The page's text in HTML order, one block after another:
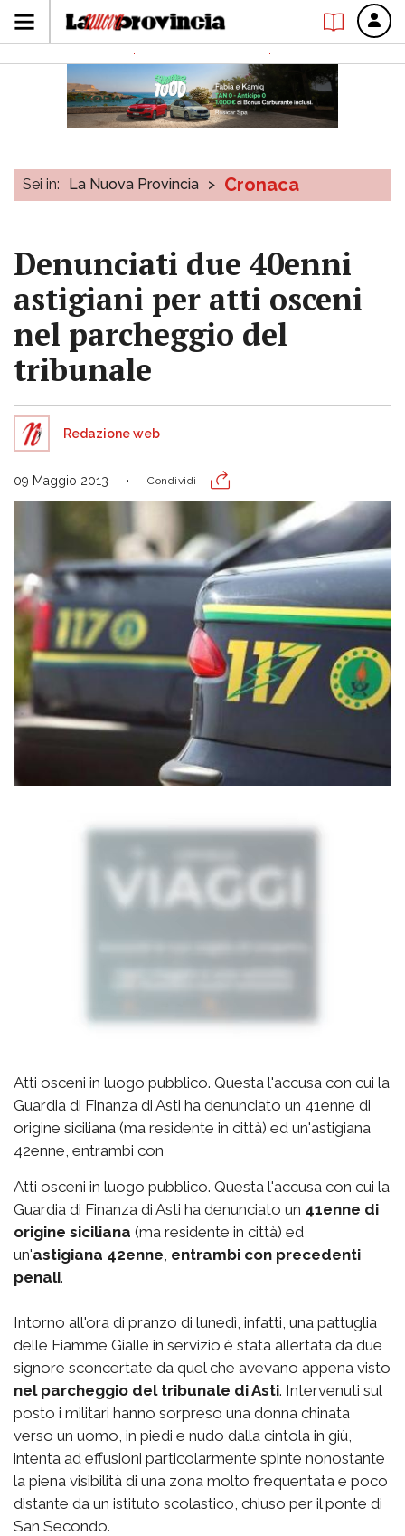
Sei in: La Nuova Provincia > Cronaca
Denunciati due 40enni
astigiani per atti osceni
nel parcheggio del
tribunale
Redazione web
09 Maggio 2013 Condividi
Atti osceni in luogo pubblico. Questa l'accusa con cui la
Guardia di Finanza di Asti ha denunciato un 41enne di
origine siciliana (ma residente in città) ed un'astigiana
42enne, entrambi con
Atti osceni in luogo pubblico. Questa l'accusa con cui la
Guardia di Finanza di Asti ha denunciato un 41enne di
origine siciliana (ma residente in città) ed
un'astigiana 42enne entrambi con precedenti
penali.
Intorno all'ora di pranzo di lunedì, infatti, una pattuglia
delle Fiamme Gialle in servizio è stata allertata da due
signore sconcertate da quel che avevano appena visto
nel parcheggio del tribunale di Asti. Intervenuti sul
posto i militari hanno sorpreso una donna chinata
verso un uomo, in piedi e nudo dalla cintola in giù,
intenta ad effusioni particolarmente spinte nonostante
la piena visibilità di una zona molto frequentata e poco
distante da un istituto scolastico, chiuso per il ponte di
San Secondo.